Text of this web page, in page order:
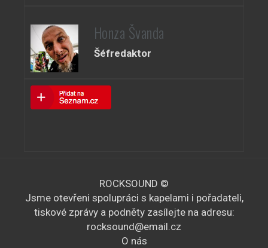
Honza Švanda
Šéfredaktor
ROCKSOUND ©
Jsme otevřeni spolupráci s kapelami i pořadateli,
tiskové zprávy a podněty zasílejte na adresu:
rocksound@email.cz
O nás